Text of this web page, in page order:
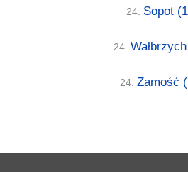
24. Sopot
24. Wałbrzych
24. Zamość